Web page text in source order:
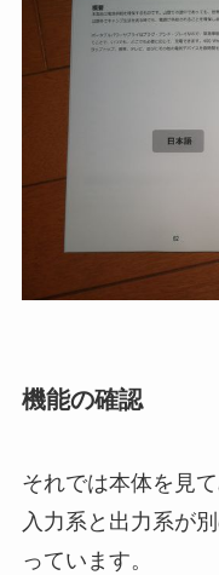
機能の確認
それでは本体を見て
入力系と出力系が
っています。